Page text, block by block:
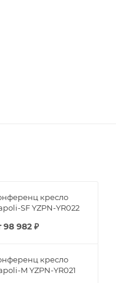
кресло
SF YZPN-YR022
98 982 ₽
кресло
M YZPN-YR021